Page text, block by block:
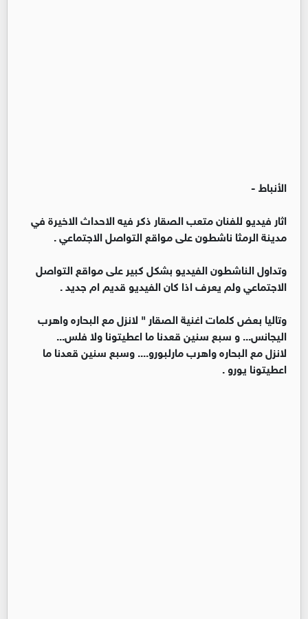
الأنباط -
اثار فيديو للفنان متعب الصقار ذكر فيه الاحداث الاخيرة في
مدينة الرمثا ناشطون على مواقع التواصل الاجتماعي .
وتداول الناشطون الفيديو بشكل كبير على مواقع التواصل
الاجتماعي ولم يعرف اذا كان الفيديو قديم ام جديد .
وتاليا بعض كلمات اغنية الصقار " لانزل مع البحاره واهرب
اليجانس... و سبع سنين قعدنا ما اعطيتونا ولا فلس...
لانزل مع البحاره واهرب مارلبورو.... وسبع سنين قعدنا ما
اعطيتونا يورو .